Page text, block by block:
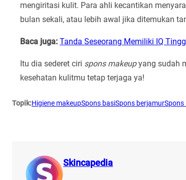
mengiritasi kulit. Para ahli kecantikan
bulan sekali, atau lebih awal jika ditemukan
Baca juga: Tanda Seseorang Memiliki IQ
Itu dia sederet ciri spons makeupyang sudah
kesehatan kulitmu tetap terjaga ya!
Topik:Higiene makeupSpons basiSpons berjamurSpons
Skincapedia